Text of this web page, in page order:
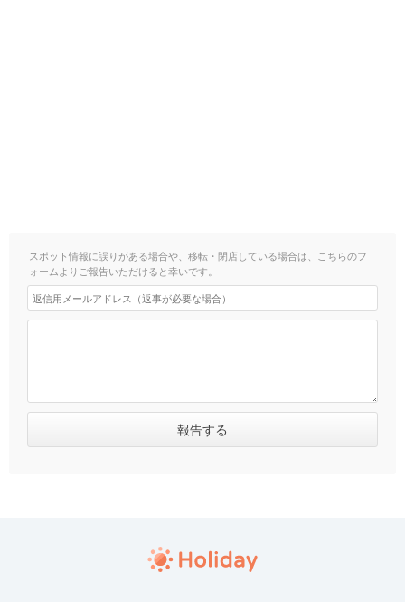
スポット情報に誤りがある場合や、移転・閉店している場合は、こちらのフ
ォームよりご報告いただけると幸いです。